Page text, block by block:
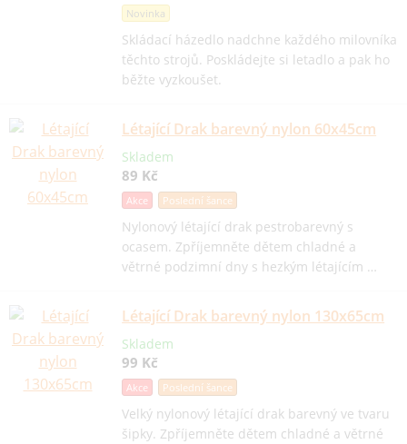
Novinka
Skládací házedlo nadchne každého milovníka
těchto strojů. Poskládejte si letadlo a pak ho
běžte vyzkoušet.
Létající Drak barevný nylon 60x45cm
Skladem
89 Kč
Akce Poslední šance
Nylonový létající drak pestrobarevný s
ocasem. Zpříjemněte dětem chladné a
větrné podzimní dny s hezkým létajícím …
Létající Drak barevný nylon 130x65cm
Skladem
99 Kč
Akce Poslední šance
Velký nylonový létající drak barevný ve tvaru
šipky. Zpříjemněte dětem chladné a větrné